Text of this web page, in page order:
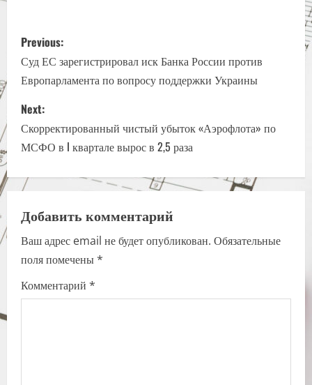
P
o
s
t
n
a
v
i
g
a
Previous:
Суд ЕС зарегистрировал иск Банка России против
Европарламента по вопросу поддержки Украины
Next:
Скорректированный чистый убыток «Аэрофлота» по
МСФО в I квартале вырос в 2,5 раза
Добавить комментарий
Ваш адрес email не будет опубликован. Обязательные
поля помечены*
Комментарий *